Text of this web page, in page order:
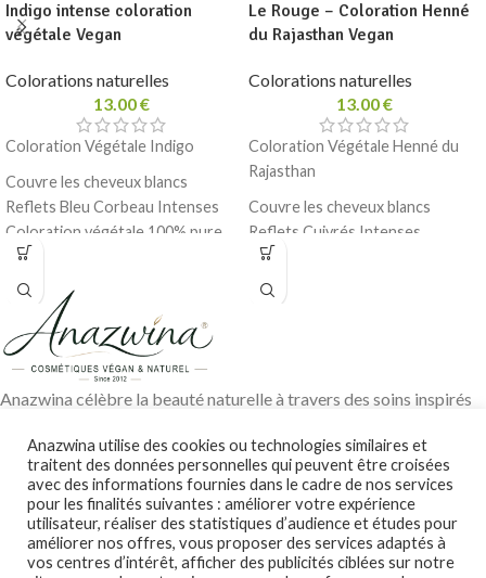
Indigo intense coloration
végétale Vegan
Colorations naturelles
13.00€
Coloration Végétale Indigo
Couvre les cheveux blancs
Reflets Bleu Corbeau Intenses
Coloration végétale 100% pure
et naturelle
Sans produits chimiques, sans
métaux lourds
Commerce équitable, Vegan
100 g
Le Rouge – Coloration Henné
du Rajasthan Vegan
Colorations naturelles
13.00€
Coloration Végétale Henné du
Rajasthan
Couvre les cheveux blancs
Reflets Cuivrés Intenses
Coloration végétale 100% pure
et naturelle
Anazwina célèbre la beauté naturelle à travers des soins inspirés
ingrédients soigneusement sélectionnés pour révéler l’éclat
authentique de votre peau et de vos cheveux.
Contact@anazwina.fr
CONSEILS BEAUTÉ
Anazwina utilise des cookies ou technologies similaires et
traitent des données personnelles qui peuvent être croisées
avec des informations fournies dans le cadre de nos services
pour les finalités suivantes : améliorer votre expérience
utilisateur, réaliser des statistiques d’audience et études pour
améliorer nos offres, vous proposer des services adaptés à
vos centres d’intérêt, afficher des publicités ciblées sur notre